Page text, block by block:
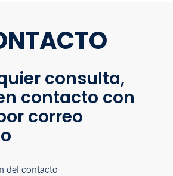
consulta,
contacto con
correo
del contacto